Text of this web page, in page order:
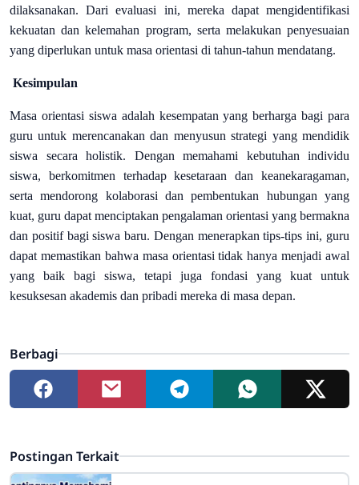
dilaksanakan. Dari evaluasi ini, mereka dapat mengidentifikasi
kekuatan dan kelemahan program, serta melakukan penyesuaian
yang diperlukan untuk masa orientasi di tahun-tahun mendatang.
Kesimpulan
Masa orientasi siswa adalah kesempatan yang berharga bagi para
guru untuk merencanakan dan menyusun strategi yang mendidik
siswa secara holistik. Dengan memahami kebutuhan individu
siswa, berkomitmen terhadap kesetaraan dan keanekaragaman,
serta mendorong kolaborasi dan pembentukan hubungan yang
kuat, guru dapat menciptakan pengalaman orientasi yang bermakna
dan positif bagi siswa baru. Dengan menerapkan tips-tips ini, guru
dapat memastikan bahwa masa orientasi tidak hanya menjadi awal
yang baik bagi siswa, tetapi juga fondasi yang kuat untuk
kesuksesan akademis dan pribadi mereka di masa depan.
Berbagi
Postingan Terkait